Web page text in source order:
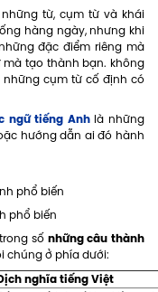
từ, cụm từ và khái
hàng ngày, nhưng khi
đặc điểm riêng mà
tạo thành bạn. không
những cụm từ cố định có
ngữ tiếng Anhlà những
hướng dẫn ai đó hành
phổ biến
số những câu thành
chúng ở phía dưới:
nghĩa tiếng Việt